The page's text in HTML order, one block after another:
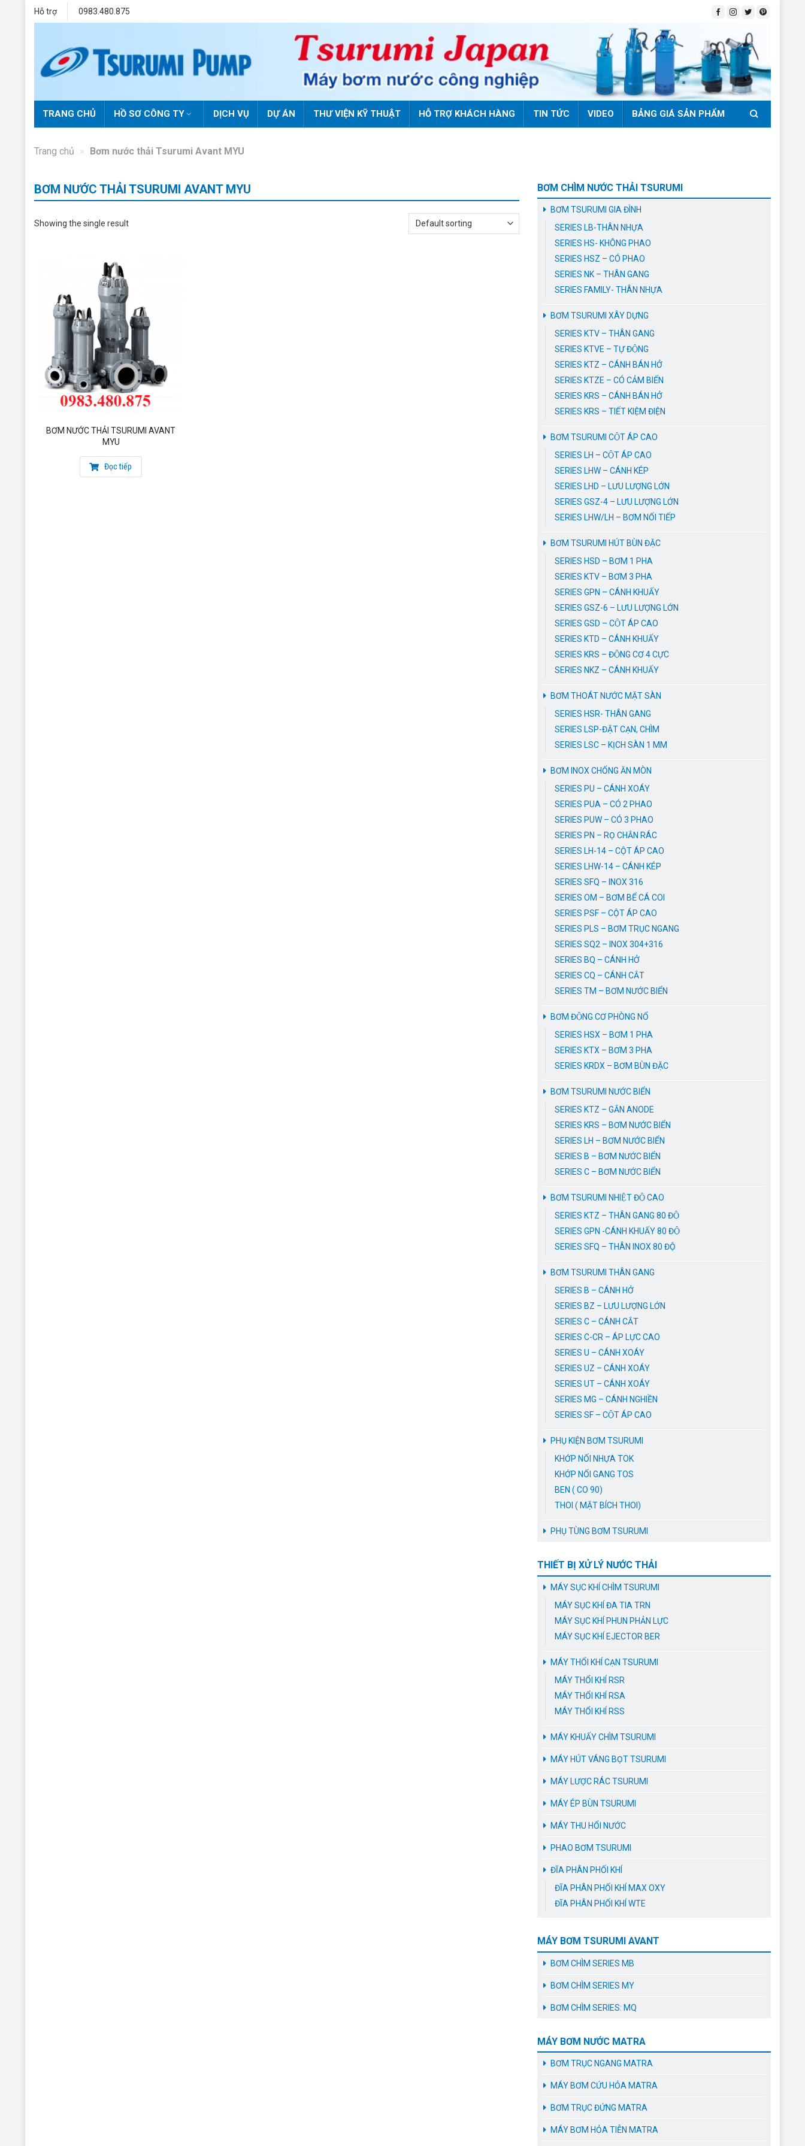
Hỗ trợ 0983.480.875
TRANG CHỦ HỒ SƠ CÔNG TY DỊCH VỤ DỰ ÁN THƯ VIỆN KỸ THUẬT HỖ TRỢ KHÁCH HÀNG TIN TỨC VIDEO BẢNG GIÁ SẢN PHẨM
Trang chủ » Bơm nước thải Tsurumi Avant MYU
BƠM NƯỚC THẢI TSURUMI AVANT MYU
Showing the single result
BƠM NƯỚC THẢI TSURUMI AVANT
MYU
Đọc tiếp
BƠM CHÌM NƯỚC THẢI TSURUMI
BƠM TSURUMI GIA ĐÌNH
SERIES LB-THÂN NHỰA
SERIES HS- KHÔNG PHAO
SERIES HSZ – CÓ PHAO
SERIES NK – THÂN GANG
SERIES FAMILY- THÂN NHỰA
BƠM TSURUMI XÂY DỰNG
SERIES KTV – THÂN GANG
SERIES KTVE – TỰ ĐỘNG
SERIES KTZ – CÁNH BÁN HỞ
SERIES KTZE – CÓ CẢM BIẾN
SERIES KRS – CÁNH BÁN HỞ
SERIES KRS – TIẾT KIỆM ĐIỆN
BƠM TSURUMI CỘT ÁP CAO
SERIES LH – CỘT ÁP CAO
SERIES LHW – CÁNH KÉP
SERIES LHD – LƯU LƯỢNG LỚN
SERIES GSZ-4 – LƯU LƯỢNG LỚN
SERIES LHW/LH – BƠM NỐI TIẾP
BƠM TSURUMI HÚT BÙN ĐẶC
SERIES HSD – BƠM 1 PHA
SERIES KTV – BƠM 3 PHA
SERIES GPN – CÁNH KHUẤY
SERIES GSZ-6 – LƯU LƯỢNG LỚN
SERIES GSD – CỘT ÁP CAO
SERIES KTD – CÁNH KHUẤY
SERIES KRS – ĐỘNG CƠ 4 CỰC
SERIES NKZ – CÁNH KHUẤY
BƠM THOÁT NƯỚC MẶT SÀN
SERIES HSR- THÂN GANG
SERIES LSP-ĐẶT CẠN, CHÌM
SERIES LSC – KỊCH SÀN 1 MM
BƠM INOX CHỐNG ĂN MÒN
SERIES PU – CÁNH XOÁY
SERIES PUA – CÓ 2 PHAO
SERIES PUW – CÓ 3 PHAO
SERIES PN – RỌ CHẮN RÁC
SERIES LH-14 – CỘT ÁP CAO
SERIES LHW-14 – CÁNH KÉP
SERIES SFQ – INOX 316
SERIES OM – BƠM BỂ CÁ COI
SERIES PSF – CỘT ÁP CAO
SERIES PLS – BƠM TRỤC NGANG
SERIES SQ2 – INOX 304+316
SERIES BQ – CÁNH HỞ
SERIES CQ – CÁNH CẮT
SERIES TM – BƠM NƯỚC BIỂN
BƠM ĐỘNG CƠ PHÒNG NỔ
SERIES HSX – BƠM 1 PHA
SERIES KTX – BƠM 3 PHA
SERIES KRDX – BƠM BÙN ĐẶC
BƠM TSURUMI NƯỚC BIỂN
SERIES KTZ – GẮN ANODE
SERIES KRS – BƠM NƯỚC BIỂN
SERIES LH – BƠM NƯỚC BIỂN
SERIES B – BƠM NƯỚC BIỂN
SERIES C – BƠM NƯỚC BIỂN
BƠM TSURUMI NHIỆT ĐỘ CAO
SERIES KTZ – THÂN GANG 80 ĐỘ
SERIES GPN -CÁNH KHUẤY 80 ĐỘ
SERIES SFQ – THÂN INOX 80 ĐỘ
BƠM TSURUMI THÂN GANG
SERIES B – CÁNH HỞ
SERIES BZ – LƯU LƯỢNG LỚN
SERIES C – CÁNH CẮT
SERIES C-CR – ÁP LỰC CAO
SERIES U – CÁNH XOÁY
SERIES UZ – CÁNH XOÁY
SERIES UT – CÁNH XOÁY
SERIES MG – CÁNH NGHIỀN
SERIES SF – CỘT ÁP CAO
PHỤ KIỆN BƠM TSURUMI
KHỚP NỐI NHỰA TOK
KHỚP NỐI GANG TOS
BEN ( CO 90)
THOI ( MẶT BÍCH THOI)
PHỤ TÙNG BƠM TSURUMI
THIẾT BỊ XỬ LÝ NƯỚC THẢI
MÁY SỤC KHÍ CHÌM TSURUMI
MÁY SỤC KHÍ ĐA TIA TRN
MÁY SỤC KHÍ PHUN PHẢN LỰC
MÁY SỤC KHÍ EJECTOR BER
MÁY THỔI KHÍ CẠN TSURUMI
MÁY THỔI KHÍ RSR
MÁY THỔI KHÍ RSA
MÁY THỔI KHÍ RSS
MÁY KHUẤY CHÌM TSURUMI
MÁY HÚT VÁNG BỌT TSURUMI
MÁY LƯỢC RÁC TSURUMI
MÁY ÉP BÙN TSURUMI
MÁY THU HỔI NƯỚC
PHAO BƠM TSURUMI
ĐĨA PHÂN PHỐI KHÍ
ĐĨA PHÂN PHỐI KHÍ MAX OXY
ĐĨA PHÂN PHỐI KHÍ WTE
MÁY BƠM TSURUMI AVANT
BƠM CHÌM SERIES MB
BƠM CHÌM SERIES MY
BƠM CHÌM SERIES: MQ
MÁY BƠM NƯỚC MATRA
BƠM TRỤC NGANG MATRA
MÁY BƠM CỨU HỎA MATRA
BƠM TRỤC ĐỨNG MATRA
MÁY BƠM HỎA TIỄN MATRA